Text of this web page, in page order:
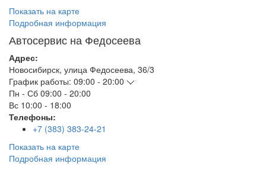
Показать на карте
Подробная информация
Автосервис на Федосеева
Адрес:
Новосибирск, улица Федосеева, 36/3
График работы: 09:00 - 20:00
Пн - Сб 09:00 - 20:00
Вс 10:00 - 18:00
Телефоны:
+7 (383) 383-24-21
Показать на карте
Подробная информация